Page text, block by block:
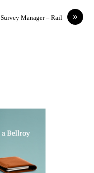
»
Survey Manager – Rail